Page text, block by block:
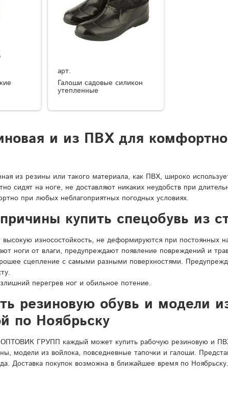
арт.
Галоши садовые силикон
утепленные
и из ПВХ для
из резины или такого материала, как ПВХ, широко
сидят на ноге, не доставляют никаких неудобств при
при любых неблагоприятных погодных условиях.
купить спецобувь из
износостойкость, не деформируются при постоянных
ноги от влаги, предупреждают появление повреждений и
сцепление с самыми разными поверхностями.
перегрев ног и обильное потение.
резиновую обувь и модели
по Ноябрьску
ОПТОВИК ГРУПП каждый может купить рабочую резиновую и
модели из войлока, повседневные тапочки и галоши.
Доставка покупок возможна в ближайшее время по